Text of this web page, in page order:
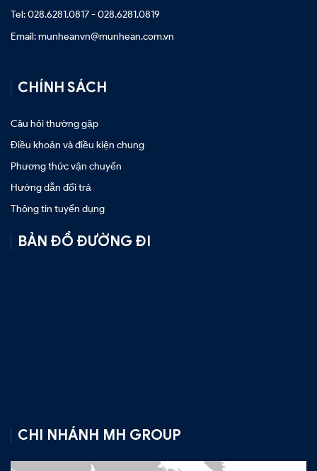
Tel: 028.6281.0817 - 028.6281.0819
Email: munheanvn@munhean.com.vn
CHÍNH SÁCH
Câu hỏi thường gặp
Điều khoản và điều kiện chung
Phương thức vận chuyển
Hướng dẫn đổi trả
Thông tin tuyển dụng
BẢN ĐỒ ĐƯỜNG ĐI
CHI NHÁNH MH GROUP